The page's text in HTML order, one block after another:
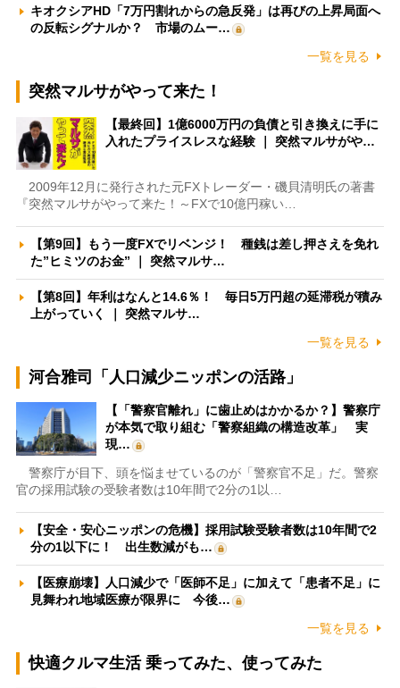
キオクシアHD「7万円割れからの急反発」は再びの上昇局面へ
の反転シグナルか？ 市場のムー…
一覧を見る
突然マルサがやって来た！
【最終回】1億6000万円の負債と引き換えに手に
入れたプライスレスな経験 ｜ 突然マルサがや…
2009年12月に発行された元FXトレーダー・磯貝清明氏の著書
『突然マルサがやって来た！～FXで10億円稼い…
【第9回】もう一度FXでリベンジ！ 種銭は差し押さえを免れ
た”ヒミツのお金” ｜ 突然マルサ…
【第8回】年利はなんと14.6％！ 毎日5万円超の延滞税が積み
上がっていく ｜ 突然マルサ…
一覧を見る
河合雅司「人口減少ニッポンの活路」
【「警察官離れ」に歯止めはかかるか？】警察庁
が本気で取り組む「警察組織の構造改革」 実
現…
警察庁が目下、頭を悩ませているのが「警察官不足」だ。警察
官の採用試験の受験者数は10年間で2分の1以…
【安全・安心ニッポンの危機】採用試験受験者数は10年間で2
分の1以下に！ 出生数減がも…
【医療崩壊】人口減少で「医師不足」に加えて「患者不足」に
見舞われ地域医療が限界に 今後…
一覧を見る
快適クルマ生活 乗ってみた、使ってみた